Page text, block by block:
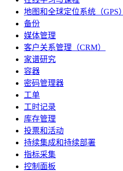
地图和全球定位系统（GPS）
备份
媒体管理
客户关系管理（CRM）
家谱研究
容器
密码管理器
工单
工时记录
库存管理
投票和活动
持续集成和持续部署
指标采集
控制面板